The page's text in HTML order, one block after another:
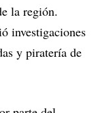
la región.
investigaciones
y piratería de